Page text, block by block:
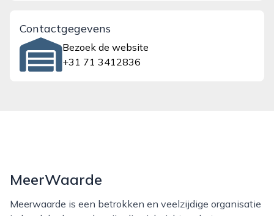
Contactgegevens
Bezoek de website
+31 71 3412836
MeerWaarde
Meerwaarde is een betrokken en veelzijdige organisatie